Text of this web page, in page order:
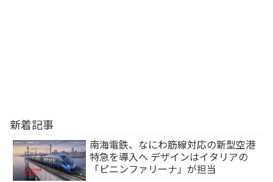
新着記事
南海電鉄、なにわ筋線対応の新型空港
特急を導入へ デザインはイタリアの
「ピニンファリーナ」が担当